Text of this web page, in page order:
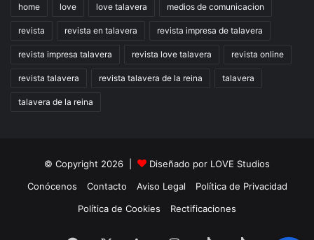
home love love talavera medios de comunicacion
revista revista en talavera revista impresa de talavera
revista impresa talavera revista love talavera revista online
revista talavera revista talavera de la reina talavera
talavera de la reina
© Copyright 2026 | Diseñado por LOVE Studios
Conócenos
Contacto Aviso Legal
Política de Privacidad
Política de Cookies
Rectificaciones